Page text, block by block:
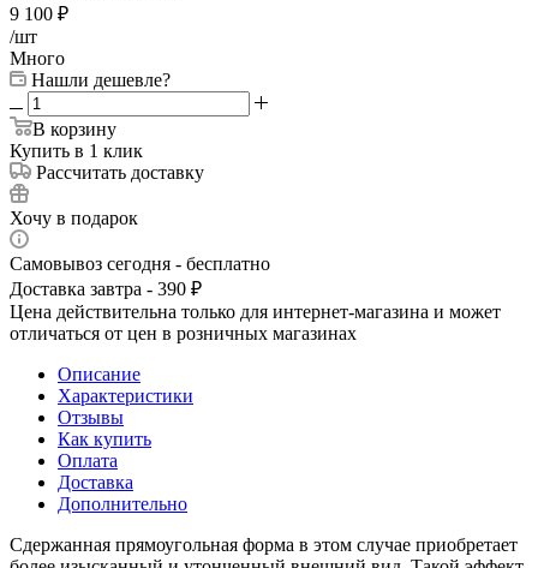
9 100 ₽
/шт
Много
Нашли дешевле?
В корзину
Купить в 1 клик
Рассчитать доставку
Хочу в подарок
Самовывоз сегодня - бесплатно
Доставка завтра - 390 ₽
Цена действительна только для интернет-магазина и может
отличаться от цен в розничных магазинах
Описание
Характеристики
Отзывы
Как купить
Оплата
Доставка
Дополнительно
Сдержанная прямоугольная форма в этом случае приобретает